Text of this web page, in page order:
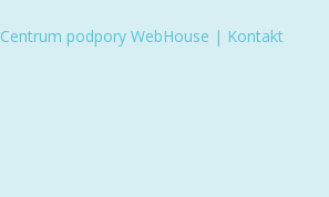
Centrum podpory WebHouse | Kontakt